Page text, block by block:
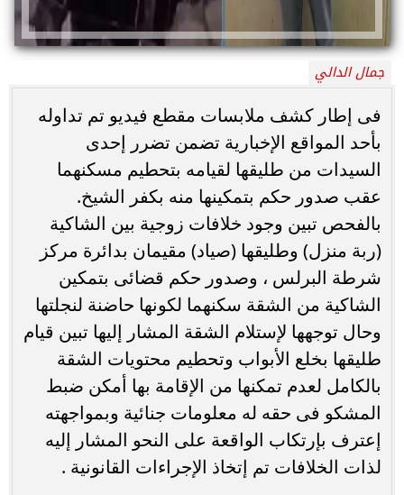
جمال الدالي
فى إطار كشف ملابسات مقطع فيديو تم تداوله
بأحد المواقع الإخبارية تضمن تضرر إحدى
السيدات من طليقها لقيامه بتحطيم مسكنهما
عقب صدور حكم بتمكينها منه بكفر الشيخ.
بالفحص تبين وجود خلافات زوجية بين الشاكية
(ربة منزل) وطليقها (صياد) مقيمان بدائرة مركز
شرطة البرلس ، وصدور حكم قضائى بتمكين
الشاكية من الشقة سكنهما لكونها حاضنة لنجلتها
وحال توجهها لإستلام الشقة المشار إليها تبين قيام
طليقها بخلع الأبواب وتحطيم محتويات الشقة
بالكامل لعدم تمكنها من الإقامة بها أمكن ضبط
المشكو فى حقه له معلومات جنائية وبمواجهته
إعترف بإرتكاب الواقعة على النحو المشار إليه
لذات الخلافات تم إتخاذ الإجراءات القانونية .